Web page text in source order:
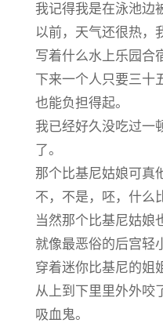
我记得我是在泳池边
以前，天气还很热，
写着什么水上乐园合
下来一个人只要三十
也能负担得起。
我已经好久没吃过一
了。
那个比基尼姑娘可
不，不是，呸，什么
当然那个比基尼姑娘
就像最恶俗的后宫轻
穿着迷你比基尼的姐
从上到下里里外外咬
吸血鬼。